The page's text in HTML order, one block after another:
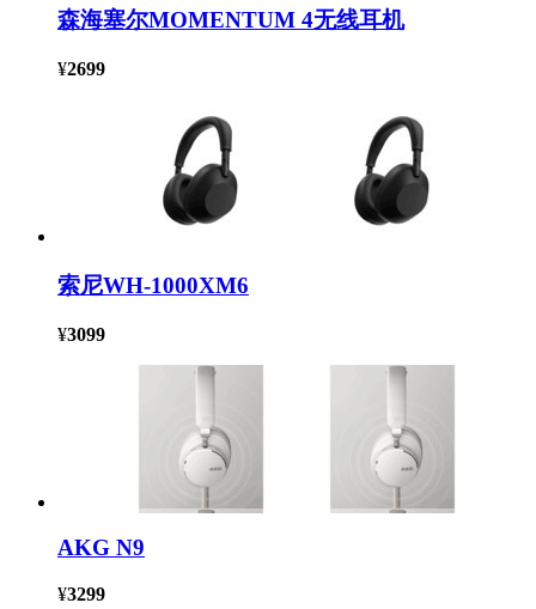
森海塞尔MOMENTUM 4无线耳机
¥2699
索尼WH-1000XM6
¥3099
AKG N9
¥3299